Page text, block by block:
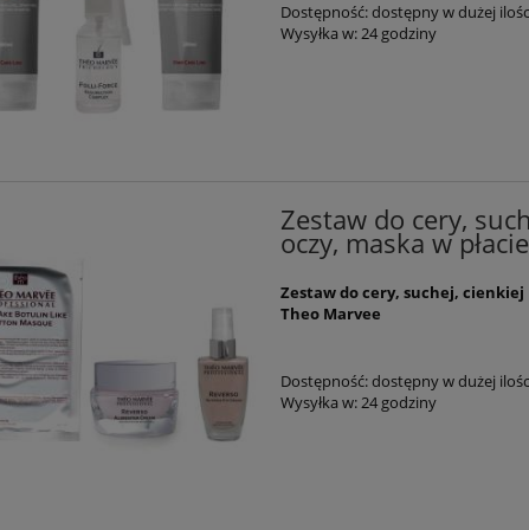
Dostępność:dostępny w dużej
Wysyłka w:24 godziny
Zestaw do cery,
oczy, maska w
Zestaw do cery, suchej, cienkiej
Theo Marvee
Dostępność:dostępny w dużej
Wysyłka w: 24 godziny